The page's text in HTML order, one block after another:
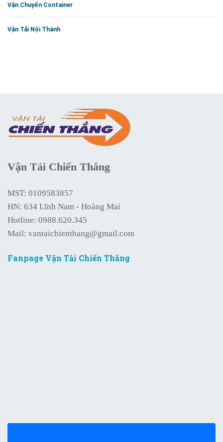
Vận Chuyển Container
Vận Tải Nội Thành
Vận Tải Chiến Thắng
MST: 0109583857
HN: 634 Lĩnh Nam - Hoàng Mai
Hotline: 0988.620.345
Mail: vantaichienthang@gmail.com
Fanpage Vận Tải Chiến Thắng